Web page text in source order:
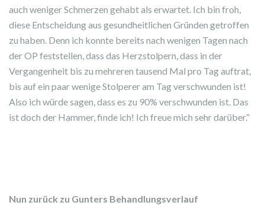
auch weniger Schmerzen gehabt als erwartet. Ich bin froh,
diese Entscheidung aus gesundheitlichen Gründen getroffen
zu haben. Denn ich konnte bereits nach wenigen Tagen nach
der OP feststellen, dass das Herzstolpern, dass in der
Vergangenheit bis zu mehreren tausend Mal pro Tag auftrat,
bis auf ein paar wenige Stolperer am Tag verschwunden ist!
Also ich würde sagen, dass es zu 90% verschwunden ist. Das
ist doch der Hammer, finde ich! Ich freue mich sehr darüber.“
Nun zurück zu Gunters Behandlungsverlauf